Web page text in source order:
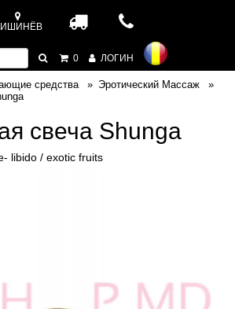
0 ЛОГИН
средства
Эротический Массаж
свеча Shunga
libido / exotic fruits